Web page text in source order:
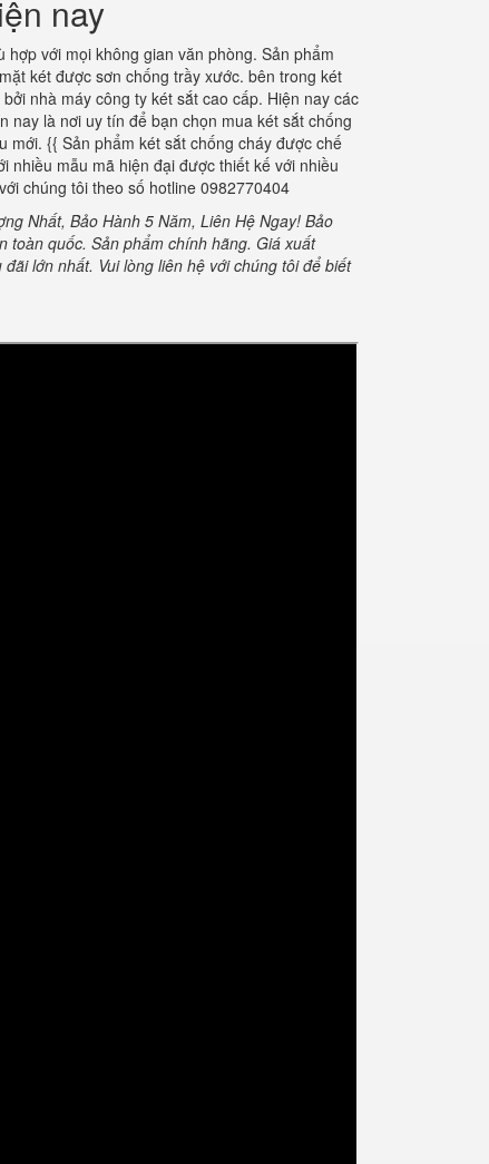
nay
với mọi không gian văn phòng. Sản phẩm
két được sơn chống trầy xước. bên trong két
nhà máy công ty két sắt cao cấp. Hiện nay các
nay là nơi uy tín để bạn chọn mua két sắt chống
mới. {{ Sản phẩm két sắt chống cháy được chế
nhiều mẫu mã hiện đại được thiết kế với nhiều
chúng tôi theo số hotline 0982770404
Nhất, Bảo Hành 5 Năm, Liên Hệ Ngay! Bảo
toàn quốc. Sản phẩm chính hãng. Giá xuất
lớn nhất. Vui lòng liên hệ với chúng tôi để biết